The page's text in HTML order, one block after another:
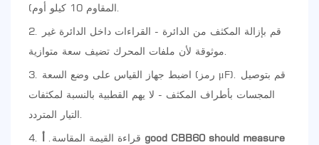
قم بإزالة المكثف من الدائرة - القراءات داخل الدائرة غير
اضبط جهاز القياس على وضع السعة (رمز μF). قم بتوصيل
المجسات بأطراف المكثف - لا يهم القطبية بالنسبة لمكثفات
قراءة القيمة المقاسة. أ good CBB60 should measure